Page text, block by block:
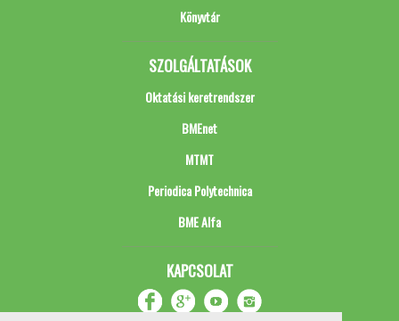
Könyvtár
SZOLGÁLTATÁSOK
Oktatási keretrendszer
BMEnet
MTMT
Periodica Polytechnica
BME Alfa
KAPCSOLAT